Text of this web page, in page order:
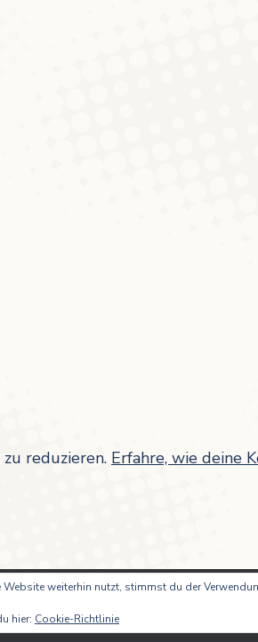
reduzieren. Erfahre, wie deine
Institut für
weiterhin nutzt, stimmst du der
hier: Cookie-Richtlinie